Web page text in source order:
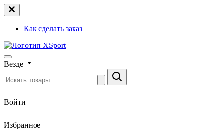
Как сделать заказ
Везде
Войти
Избранное